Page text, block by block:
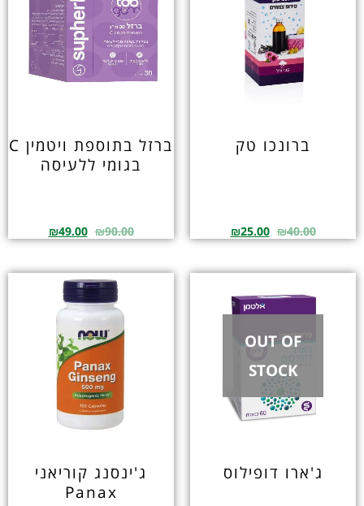
ברונכו טק
₪40.00
₪25.00
ברזל בתוספת ויטמין C
בגומי ללעיסה
₪90.00
₪49.00
OUT OF
STOCK
ג'ארו דופילוס
ג'ינסנג קוריאני
Panax